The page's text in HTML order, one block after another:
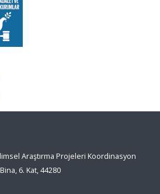
Araştırma Projeleri Koordinasyon
6. Kat, 44280